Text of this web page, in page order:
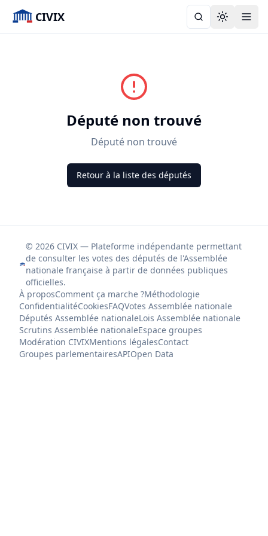
CIVIX Toggle
Député non trouvé
Député non trouvé
Retour à la liste des députés
© 2026 CIVIX — Plateforme indépendante permettant
de consulter les votes des députés de l'Assemblée
nationale française à partir de données publiques
officielles.
À proposComment ça marche ?Méthodologie
ConfidentialitéCookiesFAQVotes Assemblée nationale
Députés Assemblée nationaleLois Assemblée nationale
Scrutins Assemblée nationaleEspace groupes
Modération CIVIXMentions légalesContact
Groupes parlementairesAPIOpen Data